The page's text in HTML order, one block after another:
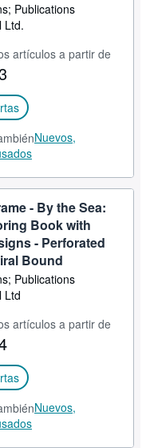
Publications
Ltd.
artículos a partir de
Nuevos,
- By the Sea:
Book with
- Perforated
Bound
Publications
Ltd
artículos a partir de
Nuevos,